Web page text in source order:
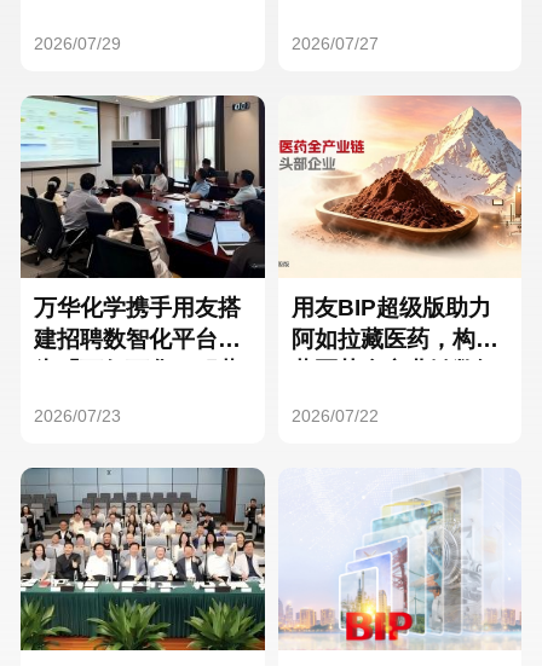
2026/07/29 2026/07/27
万华化学携手用友搭
建招聘数智化平台，
2026/07/23
用友BIP超级版助力
阿如拉藏医药，构建
2026/07/22